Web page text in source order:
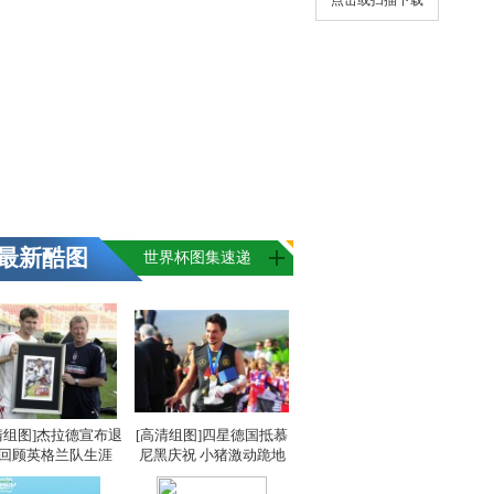
新酷图 世界杯图集速递
图]杰拉德宣布退
顾英格兰队生涯
[高清组图]四星德国抵慕
尼黑庆祝 小猪激动跪地